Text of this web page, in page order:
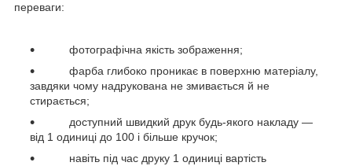
переваги:
фотографічна якість зображення;
фарба глибоко проникає в поверхню матеріалу,
завдяки чому надрукована не змивається й не
стирається;
доступний швидкий друк будь-якого накладу —
від 1 одиниці до 100 і більше кручок;
навіть під час друку 1 одиниці вартість